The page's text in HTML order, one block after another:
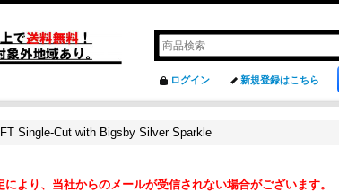
ログイン 新規登録はこちら
Single-Cut with Bigsby Silver Sparkle
より、当社からのメールが受信されない場合がございます。